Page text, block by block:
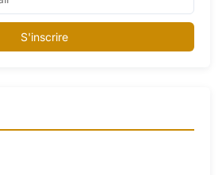
S'inscrire